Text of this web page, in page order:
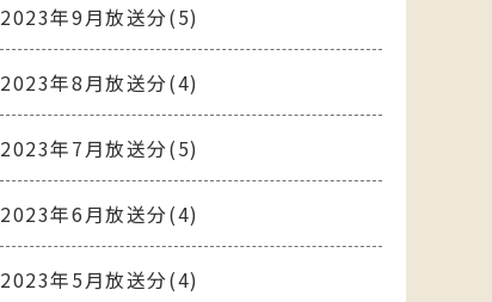
2023年9月放送分(5)
2023年8月放送分(4)
2023年7月放送分(5)
2023年6月放送分(4)
2023年5月放送分(4)